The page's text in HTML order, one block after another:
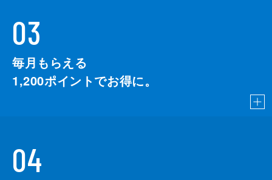
03
毎月もらえる
1,200ポイントでお得に。
04